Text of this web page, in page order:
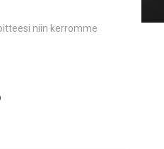
niin kerromme